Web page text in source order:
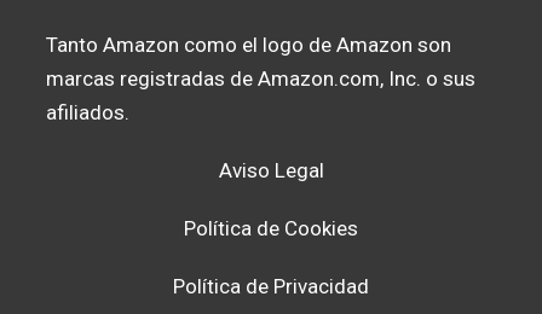
Tanto Amazon como el logo de Amazon son
marcas registradas de Amazon.com, Inc. o sus
afiliados.
Aviso Legal
Política de Cookies
Política de Privacidad